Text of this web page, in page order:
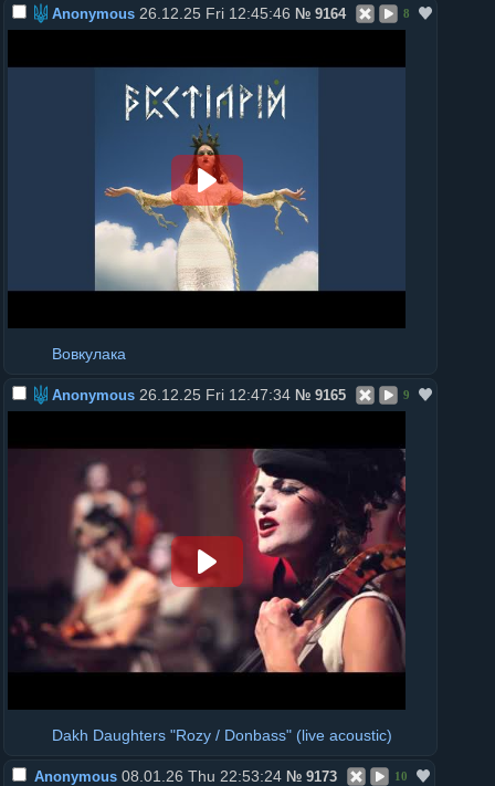
Anonymous 26.12.25 Fri 12:45:46 № 9164 8
Вовкулака
Anonymous 26.12.25 Fri 12:47:34 № 9165 9
Dakh Daughters "Rozy / Donbass" (live acoustic)
Anonymous 08.01.26 Thu 22:53:24 № 9173 10